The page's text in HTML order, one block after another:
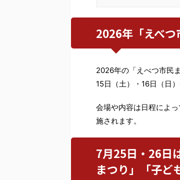
2026年「えべ
2026年の「えべつ市民
15日（土）・16日（日
会場や内容は日程によ
施されます。
7月25日・26日
まつり」「子ど